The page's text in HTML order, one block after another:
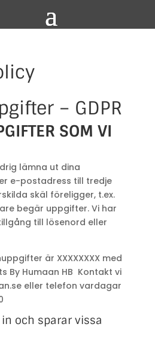
– GDPR
SOM VI
lämna ut dina
e-postadress till tredje
skäl föreligger, t.ex.
begär uppgifter. Vi har
till lösenord eller
är XXXXXXXX med
By Humaan HB Kontakt vi
eller telefon vardagar
och sparar vissa